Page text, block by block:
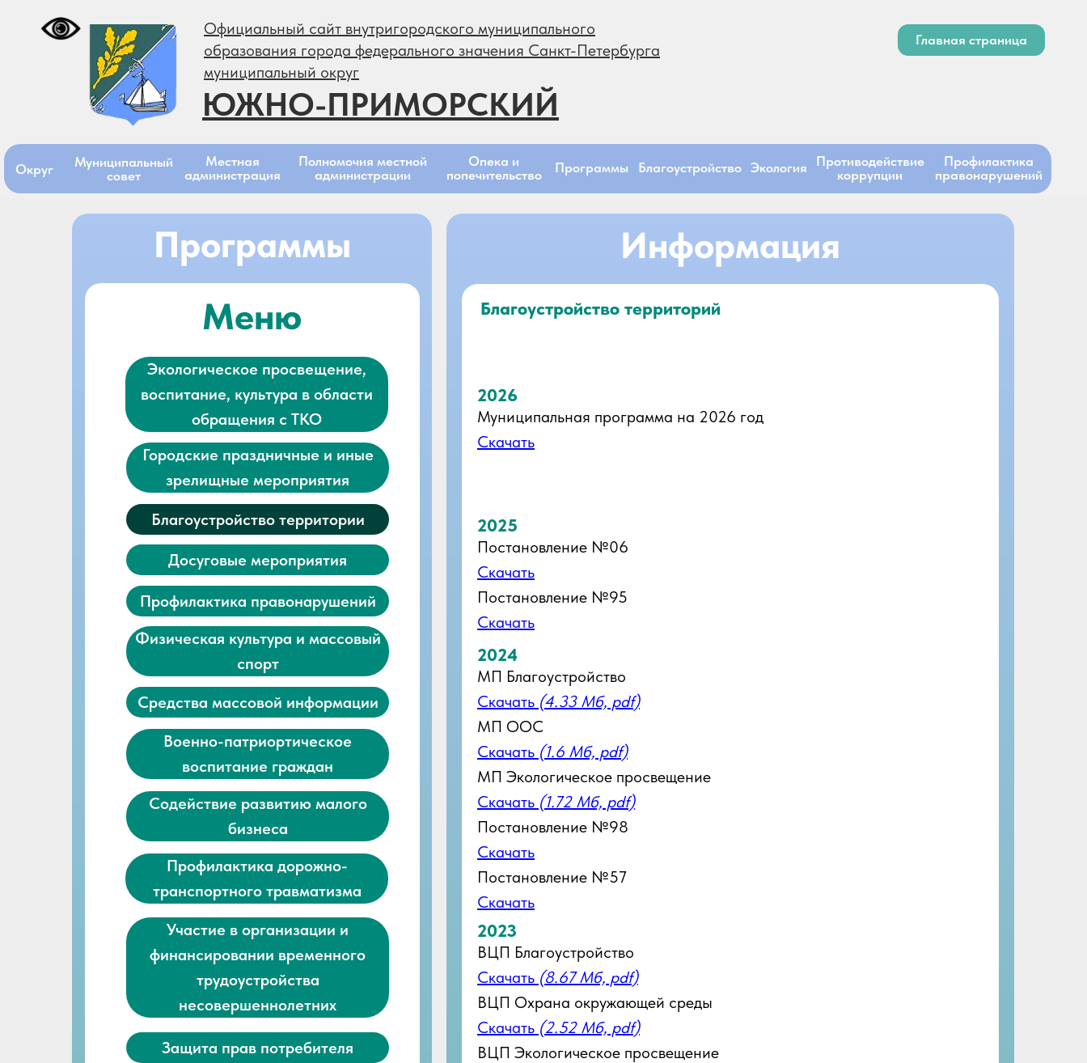
Официальный сайт внутригородского муниципального
образования города федерального значения Санкт-Петербурга
муниципальный округ
ЮЖНО-ПРИМОРСКИЙ
Округ
Муниципальный
совет
Местная
администрация
Полномочия местной
администрации
Опека и
попечительство
Главная страница
Благоустройство Экология
Противодействие
коррупции
Профилактика
правонарушений
Программы
Благоустройство территорий
Информация
Меню
Программы
ВЦП Благоустройство
Скачать (8.67 Мб, pdf)
ВЦП Охрана окружающей среды
Скачать (2.52 Мб, pdf)
ВЦП Экологическое просвещение
2023
2024
МП Благоустройство
Скачать (4.33 Мб, pdf)
МП ООС
Скачать (1.6 Мб, pdf)
МП Экологическое просвещение
Скачать (1.72 Мб, pdf)
Постановление №98
Скачать
Постановление №57
Скачать
Постановление №06
Скачать
Постановление №95
Скачать
Муниципальная программа на 2026 год
Скачать
2025
2026
Защита прав потребителя
Участие в организации и
финансировании временного
трудоустройства
несовершеннолетних
Профилактика дорожно-
транспортного травматизма
Содействие развитию малого
бизнеса
Военно-патриортическое
воспитание граждан
Средства массовой информации
Физическая культура и массовый
спорт
Профилактика правонарушений
Досуговые мероприятия
Благоустройство территории
Городские праздничные и иные
зрелищные мероприятия
Экологическое просвещение,
воспитание, культура в области
обращения с ТКО